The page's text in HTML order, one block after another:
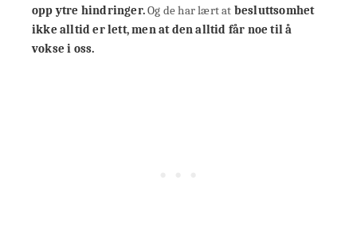
opp ytre hindringer.Og de har lært at besluttsomhet
ikke alltid er lett, men at den alltid får noe til å
vokse i oss.